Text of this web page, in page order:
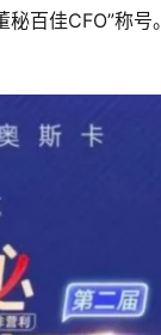
百佳CFO”称号。